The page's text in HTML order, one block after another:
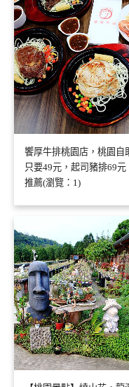
饗厚牛排桃園店，桃園自
只要49元，起司豬排69
推薦(瀏覽：1)